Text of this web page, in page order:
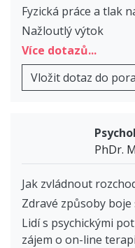
Fyzická práce a tlak
Nažloutlý výtok
Více dotazů...
Vložit dotaz do
PhDr.
Jak zvládnout
Zdravé způsoby boje
Lidí s psychickými
zájem o on-line